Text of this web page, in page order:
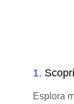
1.
Esplora